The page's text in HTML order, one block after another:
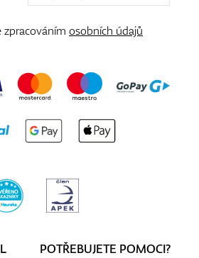
zpracováním osobních údajů
POTŘEBUJETE POMOCI?